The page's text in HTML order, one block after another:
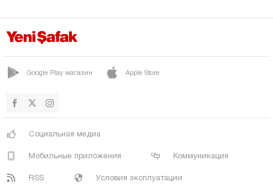
Эрзинджан
Эрзурум
Гиресун
Google Play магазин Apple Store
Социальная медиа
Мобильные приложения Коммуникация
RSS Условия эксплуатации